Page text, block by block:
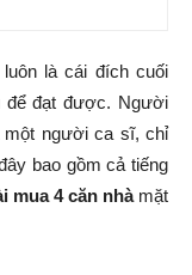
là cái đích cuối
để đạt được. Người
một người ca sĩ, chỉ
bao gồm cả tiếng
mua 4 căn nhàmặt